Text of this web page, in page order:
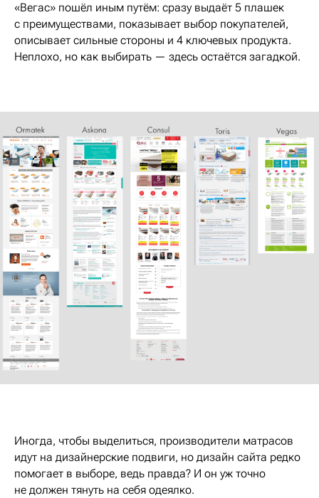
«Вегас» пошёл иным путём: сразу выдаёт 5 плашек
с преимуществами, показывает выбор покупателей,
описывает сильные стороны и 4 ключевых продукта.
Неплохо, но как выбирать — здесь остаётся загадкой.
Иногда, чтобы выделиться, производители матрасов
идут на дизайнерские подвиги, но дизайн сайта редко
помогает в выборе, ведь правда? И он уж точно
не должен тянуть на себя одеялко.